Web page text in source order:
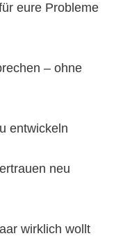
eure Probleme
– ohne
entwickeln
neu
wirklich wollt